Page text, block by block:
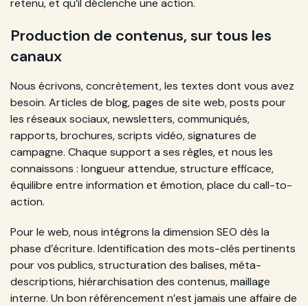
retenu, et qu’il déclenche une action.
Production de contenus, sur tous les
canaux
Nous écrivons, concrètement, les textes dont vous avez
besoin. Articles de blog, pages de site web, posts pour
les réseaux sociaux, newsletters, communiqués,
rapports, brochures, scripts vidéo, signatures de
campagne. Chaque support a ses règles, et nous les
connaissons : longueur attendue, structure efficace,
équilibre entre information et émotion, place du call-to-
action.
Pour le web, nous intégrons la dimension SEO dès la
phase d’écriture. Identification des mots-clés pertinents
pour vos publics, structuration des balises, méta-
descriptions, hiérarchisation des contenus, maillage
interne. Un bon référencement n’est jamais une affaire de